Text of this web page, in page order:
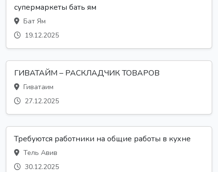
супермаркеты бать ям
Бат Ям
19.12.2025
ГИВАТАЙМ – РАСКЛАДЧИК ТОВАРОВ
Гиватаим
27.12.2025
Требуются работники на общие работы в кухне
Тель Авив
30.12.2025